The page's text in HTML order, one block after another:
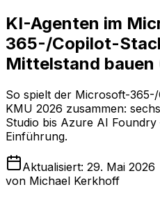
KI-Agenten im
365-/Copilot-
Mittelstand bauen
So spielt der Microsoft-
KMU 2026 zusammen:
Studio bis Azure AI
Einführung.
Aktualisiert: 29. Mai 2026
von Michael Kerkhoff